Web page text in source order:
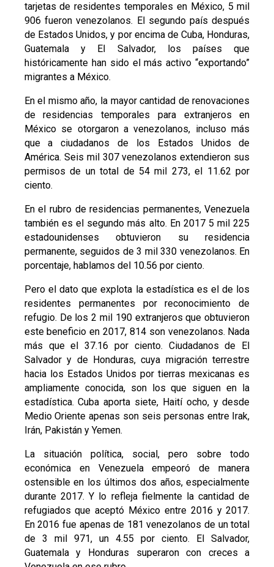
tarjetas de residentes temporales en México, 5 mil
906 fueron venezolanos. El segundo país después
de Estados Unidos, y por encima de Cuba, Honduras,
Guatemala y El Salvador, los países que
históricamente han sido el más activo “exportando”
migrantes a México.
En el mismo año, la mayor cantidad de renovaciones
de residencias temporales para extranjeros en
México se otorgaron a venezolanos, incluso más
que a ciudadanos de los Estados Unidos de
América. Seis mil 307 venezolanos extendieron sus
permisos de un total de 54 mil 273, el 11.62 por
ciento.
En el rubro de residencias permanentes, Venezuela
también es el segundo más alto. En 2017 5 mil 225
estadounidenses obtuvieron su residencia
permanente, seguidos de 3 mil 330 venezolanos. En
porcentaje, hablamos del 10.56 por ciento.
Pero el dato que explota la estadística es el de los
residentes permanentes por reconocimiento de
refugio. De los 2 mil 190 extranjeros que obtuvieron
este beneficio en 2017, 814 son venezolanos. Nada
más que el 37.16 por ciento. Ciudadanos de El
Salvador y de Honduras, cuya migración terrestre
hacia los Estados Unidos por tierras mexicanas es
ampliamente conocida, son los que siguen en la
estadística. Cuba aporta siete, Haití ocho, y desde
Medio Oriente apenas son seis personas entre Irak,
Irán, Pakistán y Yemen.
La situación política, social, pero sobre todo
económica en Venezuela empeoró de manera
ostensible en los últimos dos años, especialmente
durante 2017. Y lo refleja fielmente la cantidad de
refugiados que aceptó México entre 2016 y 2017.
En 2016 fue apenas de 181 venezolanos de un total
de 3 mil 971, un 4.55 por ciento. El Salvador,
Guatemala y Honduras superaron con creces a